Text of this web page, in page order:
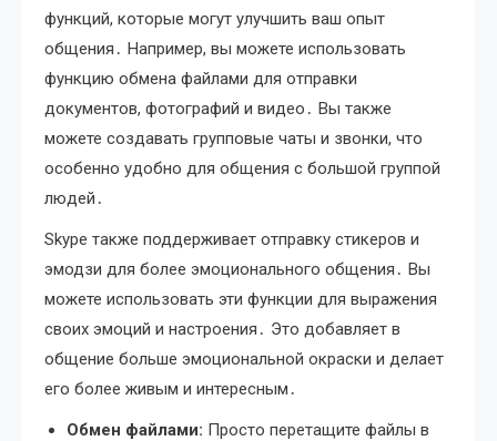
функций, которые могут улучшить ваш опыт
общения․ Например, вы можете использовать
функцию обмена файлами для отправки
документов, фотографий и видео․ Вы также
можете создавать групповые чаты и звонки, что
особенно удобно для общения с большой группой
людей․
Skype также поддерживает отправку стикеров и
эмодзи для более эмоционального общения․ Вы
можете использовать эти функции для выражения
своих эмоций и настроения․ Это добавляет в
общение больше эмоциональной окраски и делает
его более живым и интересным․
Обмен файлами: Просто перетащите файлы в